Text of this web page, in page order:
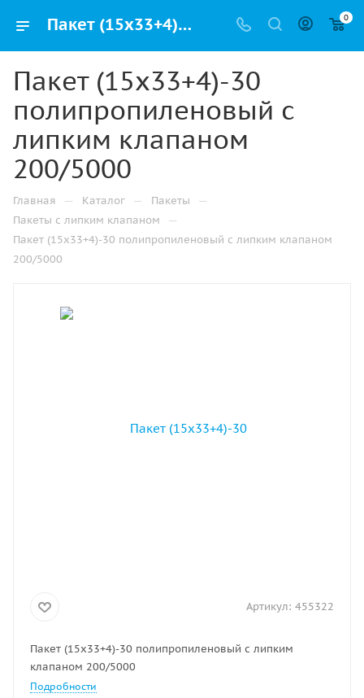
Пакет (15х33+4)-30 полипропиленовый с липким клапаном 200/5000 купить в Казани с доставкой оптом и в розницу 0
Пакет (15х33+4)-30
полипропиленовый с
липким клапаном
200/5000
Главная — Каталог — Пакеты —
Пакеты с липким клапаном —
Пакет (15х33+4)-30 полипропиленовый с липким клапаном
200/5000
Артикул: 455322
Пакет (15х33+4)-30 полипропиленовый с липким
клапаном 200/5000
Подробности